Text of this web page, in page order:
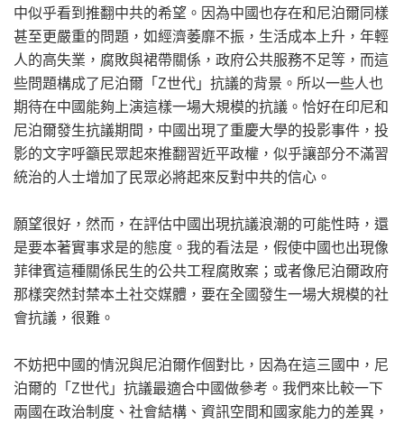
中似乎看到推翻中共的希望。因為中國也存在和尼泊爾同樣
甚至更嚴重的問題，如經濟萎靡不振，生活成本上升，年輕
人的高失業，腐敗與裙帶關係，政府公共服務不足等，而這
些問題構成了尼泊爾「Z世代」抗議的背景。所以一些人也
期待在中國能夠上演這樣一場大規模的抗議。恰好在印尼和
尼泊爾發生抗議期間，中國出現了重慶大學的投影事件，投
影的文字呼籲民眾起來推翻習近平政權，似乎讓部分不滿習
統治的人士增加了民眾必將起來反對中共的信心。
願望很好，然而，在評估中國出現抗議浪潮的可能性時，還
是要本著實事求是的態度。我的看法是，假使中國也出現像
菲律賓這種關係民生的公共工程腐敗案；或者像尼泊爾政府
那樣突然封禁本土社交媒體，要在全國發生一場大規模的社
會抗議，很難。
不妨把中國的情況與尼泊爾作個對比，因為在這三國中，尼
泊爾的「Z世代」抗議最適合中國做參考。我們來比較一下
兩國在政治制度、社會結構、資訊空間和國家能力的差異，